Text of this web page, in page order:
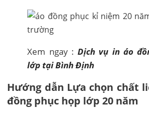
Xem ngay :Dịch vụ in áo
lớp tại Bình Định
Hướng dẫn Lựa chọn chất
đồng phục họp lớp 20 năm